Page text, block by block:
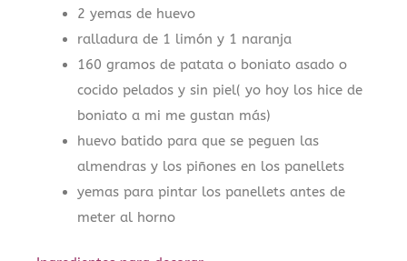
2 yemas de huevo
ralladura de 1 limón y 1 naranja
160 gramos de patata o boniato asado o
cocido pelados y sin piel( yo hoy los hice de
boniato a mi me gustan más)
huevo batido para que se peguen las
almendras y los piñones en los panellets
yemas para pintar los panellets antes de
meter al horno